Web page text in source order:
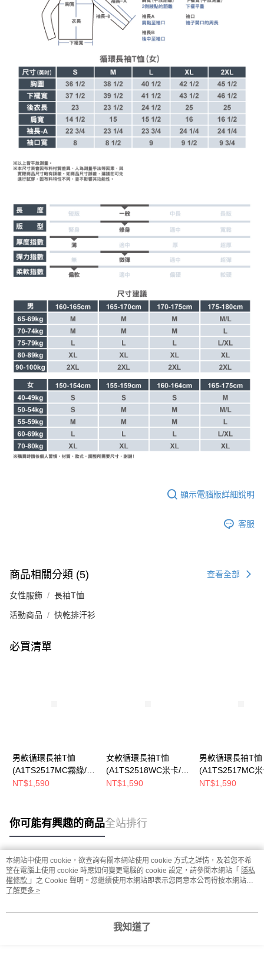
顯示電腦版詳細說明
客服
商品相關分類 (5) 查看全部
女性服飾 長袖T恤
活動商品 快乾排汗衫
必買清單
男款循環長袖T恤
(A1TS2517MC霧綠/深
綠/撞色拼接/透氣排汗/
NT$1,590
女款循環長袖T恤
(A1TS2518WC米卡/南
瓜橘/撞色拼接/透氣排
NT$1,590
男款循環長袖T恤
(A1TS2517MC
褐/撞色拼接/透氣
NT$1,590
你可能有興趣的商品全站排行
熱門標籤
本網站中使用 cookie，欲查詢有關本網站使用 cookie 方式之詳情，及若您不希
望在電腦上使用 cookie 時應如何變更電腦的 cookie 設定，請參閱本網站「 隱私
權條款 」之 Cookie 聲明。您繼續使用本網站即表示您同意本公司得按本網站使
用條款之 Cookie 聲明使用 cookie。
了解更多 >
我知道了